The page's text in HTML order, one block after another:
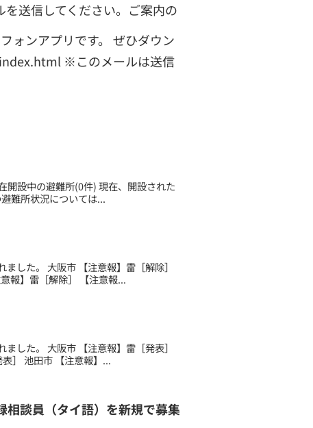
送信してください。ご案内の
ォンアプリです。 ぜひダウン
※このメールは送信
設中の避難所(0件) 現在、開設された
難所状況については...
した。 大阪市 【注意報】雷［解除］
報】雷［解除］ 【注意報...
した。 大阪市 【注意報】雷［発表］
］ 池田市 【注意報】...
談員（タイ語）を新規で募集